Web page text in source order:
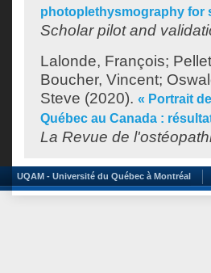
photoplethysmography for
Scholar pilot and
Lalonde, François;
Boucher, Vincent;
Steve (2020). « Portrait
Québec au Canada :
La Revue de
UQAM - Université du Québec à Montréal